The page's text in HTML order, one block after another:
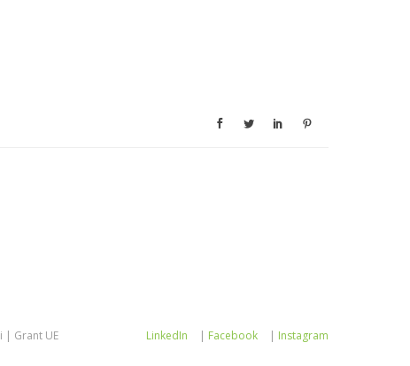
Grant UE LinkedIn | Facebook | Instagram